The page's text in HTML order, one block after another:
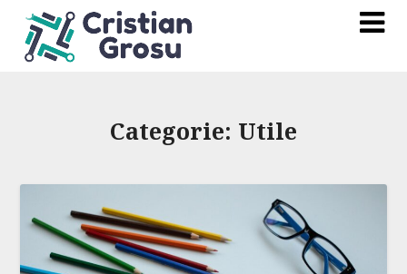
Categorie: Utile